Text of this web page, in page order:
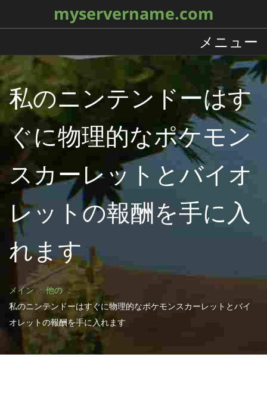
myservername.com
メニュー
私のニンテンドーはす
ぐに物理的なポケモン
スカーレットとバイオ
レットの報酬を手に入
れます
メイン
他の
私のニンテンドーはすぐに物理的なポケモンスカーレットとバイ
オレットの報酬を手に入れます